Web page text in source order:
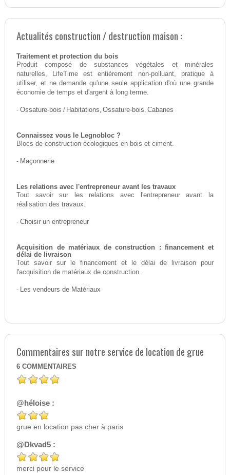
Actualités construction / destruction maison :
Traitement et protection du bois
Produit composé de substances végétales et minérales
naturelles, LifeTime est entièrement non-polluant, pratique à
utiliser, et ne demande qu'une seule application d'où une grande
économie de temps et d'argent à long terme.
- Ossature-bois / Habitations, Ossature-bois, Cabanes
Connaissez vous le Legnobloc ?
Blocs de construction écologiques en bois et ciment.
- Maçonnerie
Les relations avec l'entrepreneur avant les travaux
Tout savoir sur les relations avec l'entrepreneur avant la
réalisation des travaux.
- Choisir un entrepreneur
Acquisition de matériaux de construction : financement et
délai de livraison
Tout savoir sur le financement et le délai de livraison pour
l'acquisition de matériaux de construction.
- Les vendeurs de Matériaux
Commentaires sur notre service de location de grue
6 COMMENTAIRES
@héloise :
grue en location pas cher à paris
@Dkvad5 :
merci pour le service